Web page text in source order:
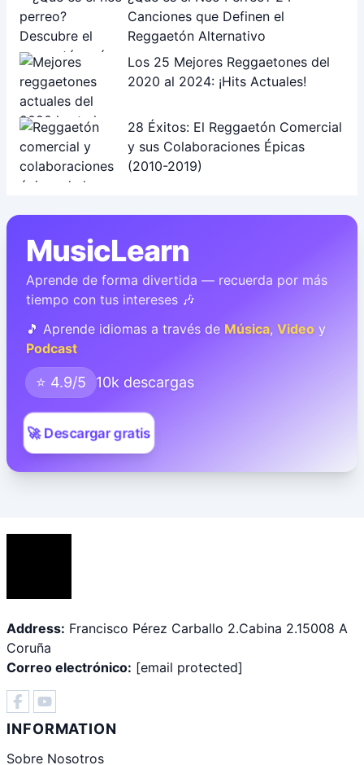
Canciones que Definen el
Reggaetón Alternativo
Los 25 Mejores Reggaetones del
2020 al 2024: ¡Hits Actuales!
28 Éxitos: El Reggaetón Comercial
y sus Colaboraciones Épicas
(2010-2019)
MusicLearn
Aprende de forma divertida — recuerda por más
tiempo con tus intereses 🎶
🎵 Aprende idiomas a través de Música, Video y
Podcast
⭐ 4.9/5 10k descargas
🚀 Descargar gratis
Address: Francisco Pérez Carballo 2.Cabina 2.15008 A
Coruña
Correo electrónico: [email protected]
INFORMATION
Sobre Nosotros